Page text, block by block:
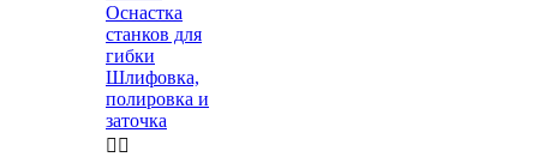
Оснастка
станков для
гибки
Шлифовка,
полировка и
заточка
 